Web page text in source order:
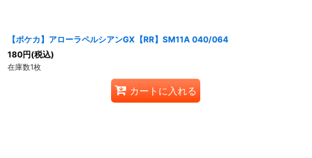
【ポケカ】アローラペルシアンGX【RR】SM11A 040/064
180円(税込)
在庫数1枚
カートに入れる